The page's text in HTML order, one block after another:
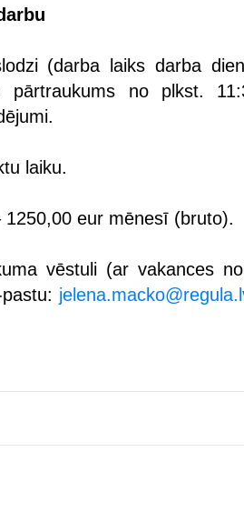
(darba laiks darba
pārtraukums no plkst.
laiku.
1250,00 eur mēnesī (bruto).
vēstuli (ar vakances